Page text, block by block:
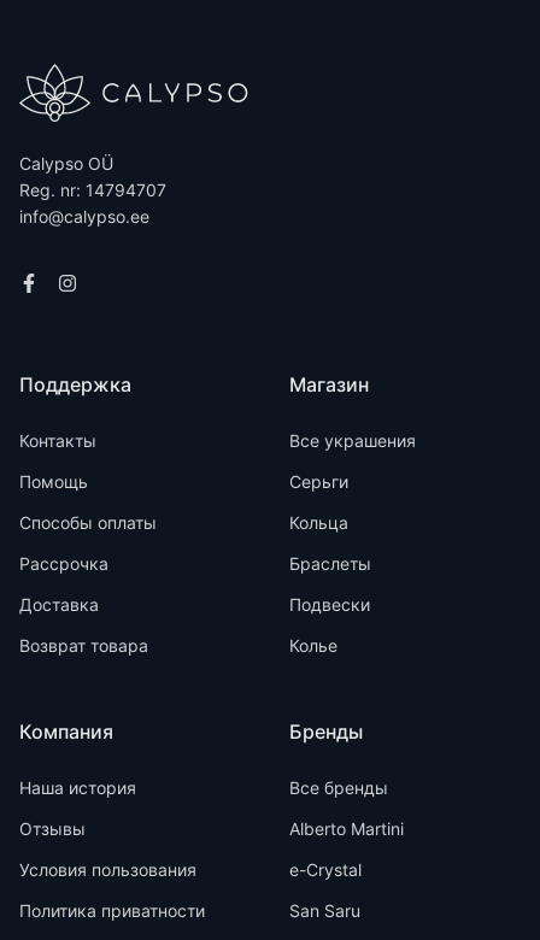
Calypso OÜ
Reg. nr: 14794707
info@calypso.ee
Поддержка
Контакты
Помощь
Способы оплаты
Рассрочка
Доставка
Возврат товара
Компания
Наша история
Отзывы
Условия пользования
Политика приватности
Магазин
Все украшения
Серьги
Кольца
Браслеты
Подвески
Колье
Бренды
Все бренды
Alberto Martini
e-Crystal
San Saru